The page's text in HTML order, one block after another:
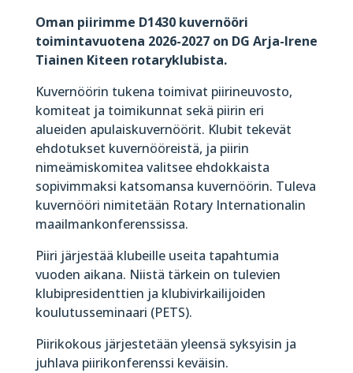
Oman piirimme D1430 kuvernööri
toimintavuotena 2026-2027 on DG Arja-Irene
Tiainen Kiteen rotaryklubista.
Kuvernöörin tukena toimivat piirineuvosto,
komiteat ja toimikunnat sekä piirin eri
alueiden apulaiskuvernöörit. Klubit tekevät
ehdotukset kuvernööreistä, ja piirin
nimeämiskomitea valitsee ehdokkaista
sopivimmaksi katsomansa kuvernöörin. Tuleva
kuvernööri nimitetään Rotary Internationalin
maailmankonferenssissa.
Piiri järjestää klubeille useita tapahtumia
vuoden aikana. Niistä tärkein on tulevien
klubipresidenttien ja klubivirkailijoiden
koulutusseminaari (PETS).
Piirikokous järjestetään yleensä syksyisin ja
juhlava piirikonferenssi keväisin.